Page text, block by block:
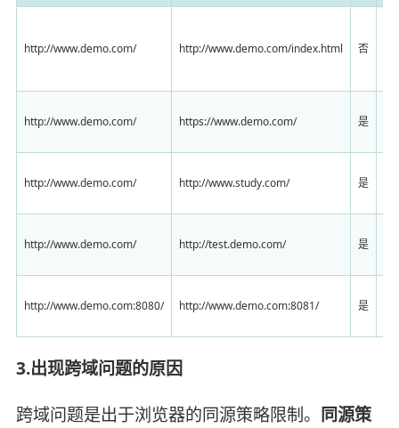
http://www.demo.com/ http://www.demo.com/index.html 否
http://www.demo.com/ https://www.demo.com/ 是
http://www.demo.com/ http://www.study.com/ 是
http://www.demo.com/ http://test.demo.com/ 是
http://www.demo.com:8080/ http://www.demo.com:8081/ 是
3.出现跨域问题的原因
跨域问题是出于浏览器的同源策略限制。 同源策